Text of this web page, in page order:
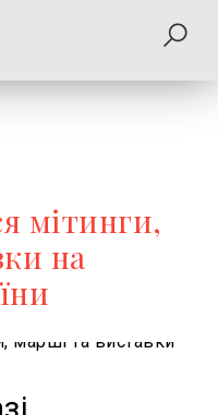
мітинги,
на